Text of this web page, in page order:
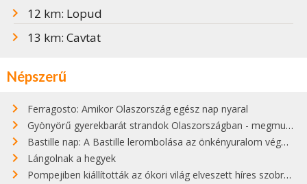
12 km: Lopud
13 km: Cavtat
Népszerű
Ferragosto: Amikor Olaszország egész nap nyaral
Gyönyörű gyerekbarát strandok Olaszországban - megmutatjuk a 15 legjobbat
Bastille nap: A Bastille lerombolása az önkényuralom végét jelentette
Lángolnak a hegyek
Pompejiben kiállították az ókori világ elveszett híres szobrának másolatát